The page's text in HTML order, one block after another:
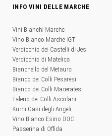
INFO VINI DELLE MARCHE
Vini Bianchi Marche
Vino Bianco Marche IGT
Verdicchio dei Castelli di Jesi
Verdicchio di Matelica
Bianchello del Metauro
Bianco dei Colli Pesaresi
Bianco dei Colli Maceratesi
Falerio dei Colli Ascolani
Kurni Oasi degli Angeli
Vino Bianco Esino DOC
Passerina di Offida